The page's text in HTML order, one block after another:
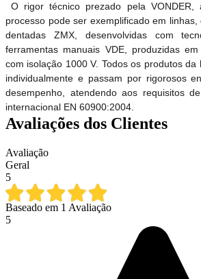
O rigor técnico prezado pela VONDER,
processo pode ser exemplificado em
dentadas ZMX, desenvolvidas com
ferramentas manuais VDE, produzidas
com isolação 1000 V. Todos os produtos da
individualmente e passam por rigorosos
desempenho, atendendo aos requisitos
internacional EN 60900:2004.
Avaliações dos Clientes
Avaliação
Geral
5
Baseado em 1 Avaliação
5